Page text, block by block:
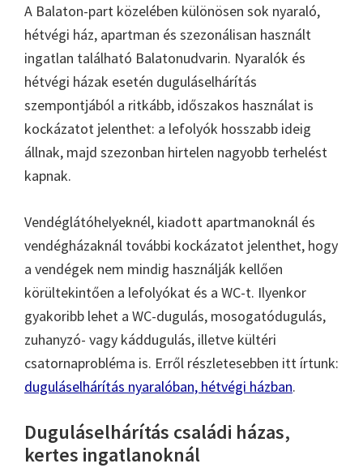
A Balaton-part közelében különösen sok nyaraló,
hétvégi ház, apartman és szezonálisan használt
ingatlan található Balatonudvarin. Nyaralók és
hétvégi házak esetén duguláselhárítás
szempontjából a ritkább, időszakos használat is
kockázatot jelenthet: a lefolyók hosszabb ideig
állnak, majd szezonban hirtelen nagyobb terhelést
kapnak.
Vendéglátóhelyeknél, kiadott apartmanoknál és
vendégházaknál további kockázatot jelenthet, hogy
a vendégek nem mindig használják kellően
körültekintően a lefolyókat és a WC-t. Ilyenkor
gyakoribb lehet a WC-dugulás, mosogatódugulás,
zuhanyzó- vagy káddugulás, illetve kültéri
csatornaprobléma is. Erről részletesebben itt írtunk:
duguláselhárítás nyaralóban, hétvégi házban.
Duguláselhárítás családi házas,
kertes ingatlanoknál